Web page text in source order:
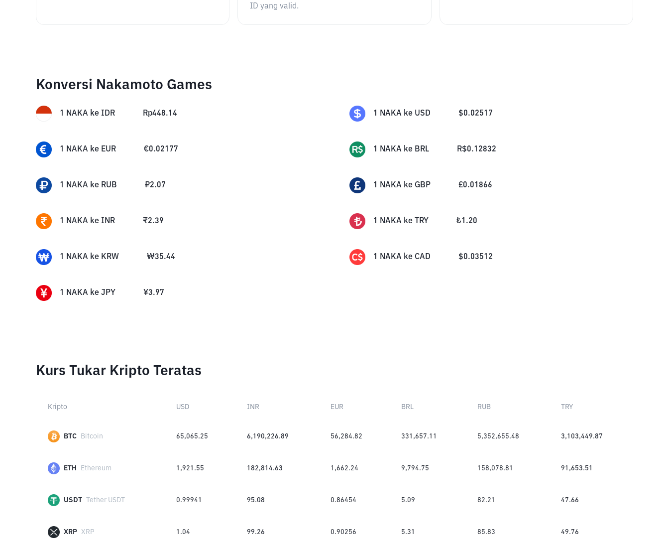
ID yang valid.
Konversi Nakamoto Games
1 NAKA ke IDR Rp448.14 1 NAKA ke USD $0.02517
1 NAKA ke EUR €0.02177 1 NAKA ke BRL R$0.12832
1 NAKA ke RUB ₽2.07 1 NAKA ke GBP £0.01866
1 NAKA ke INR ₹2.39 1 NAKA ke TRY ₺1.20
1 NAKA ke KRW ₩35.44 1 NAKA ke CAD $0.03512
1 NAKA ke JPY ¥3.97
Kurs Tukar Kripto Teratas
Kripto USD INR EUR BRL RUB TRY
BTC Bitcoin 65,065.25 6,190,226.89 56,284.82 331,657.11 5,352,655.48 3,103,449.87
ETH Ethereum 1,921.55 182,814.63 1,662.24 9,794.75 158,078.81 91,653.51
USDT Tether USDT 0.99941 95.08 0.86454 5.09 82.21 47.66
XRP XRP 1.04 99.26 0.90256 5.31 85.83 49.76